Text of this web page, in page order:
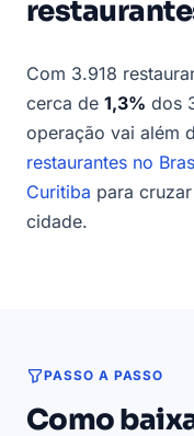
Com 3.918
cerca de 1,3% dos
operação vai além
restaurantes no
Curitiba para
cidade.
PASSO A PASSO
Como